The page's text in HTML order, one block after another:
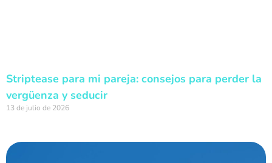
Striptease para mi pareja: consejos para perder la
vergüenza y seducir
13 de julio de 2026